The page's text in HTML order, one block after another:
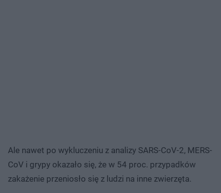
Ale nawet po wykluczeniu z analizy SARS-CoV-2, MERS-
CoV i grypy okazało się, że w 54 proc. przypadków
zakażenie przeniosło się z ludzi na inne zwierzęta.